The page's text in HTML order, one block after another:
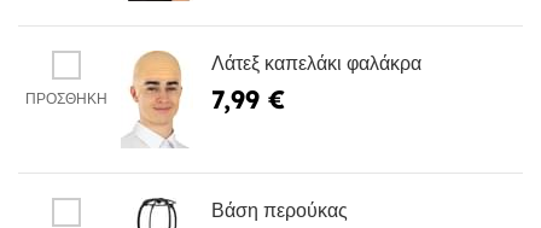
ΠΡΟΣΘΉΚΗ
Λάτεξ καπελάκι φαλάκρα
7,99 €
Βάση περούκας